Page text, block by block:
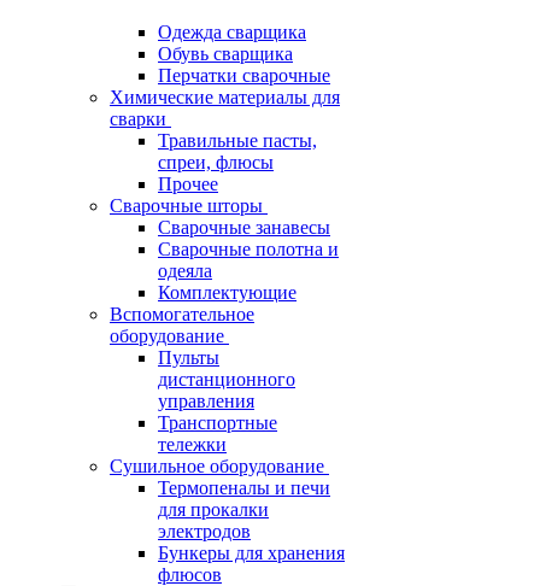
Одежда сварщика
Обувь сварщика
Перчатки сварочные
Химические материалы для
сварки
Травильные пасты,
спреи, флюсы
Прочее
Сварочные шторы
Сварочные занавесы
Сварочные полотна и
одеяла
Комплектующие
Вспомогательное
оборудование
Пульты
дистанционного
управления
Транспортные
тележки
Сушильное оборудование
Термопеналы и печи
для прокалки
электродов
Бункеры для хранения
флюсов